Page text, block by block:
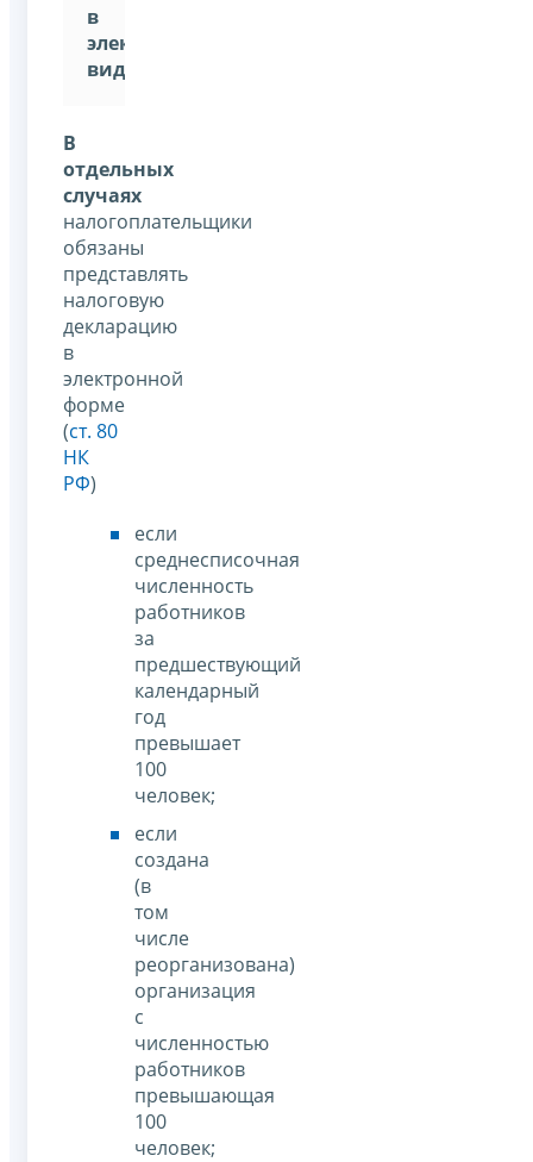
в
электронном
виде"
В
отдельных
случаях
налогоплательщики
обязаны
представлять
налоговую
декларацию
в
электронной
форме
(ст. 80
НК
РФ)
если
среднесписочная
численность
работников
за
предшествующий
календарный
год
превышает
100
человек;
если
создана
(в
том
числе
реорганизована)
организация
с
численностью
работников
превышающая
100
человек;